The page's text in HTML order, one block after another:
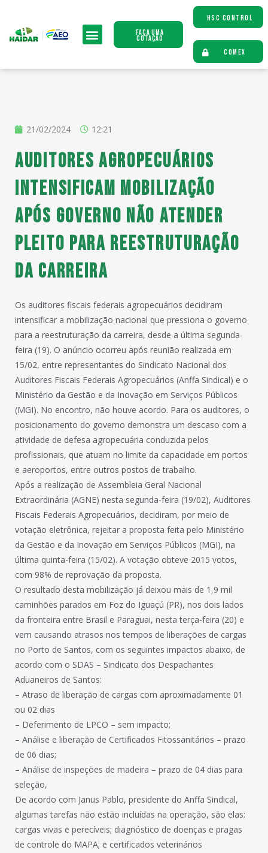
Faça uma
Cotação
HSC CONTROL
COMEX
21/02/2024 12:21
Auditores agropecuários
intensificam mobilização
após governo não atender
pleito para reestruturação
da carreira
Os auditores fiscais federais agropecuários decidiram
intensificar a mobilização nacional que pressiona o governo
para a reestruturação da carreira, desde a última segunda-
feira (19). O anúncio ocorreu após reunião realizada em
15/02, entre representantes do Sindicato Nacional dos
Auditores Fiscais Federais Agropecuários (Anffa Sindical) e o
Ministério da Gestão e da Inovação em Serviços Públicos
(MGI). No encontro, não houve acordo. Para os auditores, o
posicionamento do governo demonstra um descaso com a
atividade de defesa agropecuária conduzida pelos
profissionais, que atuam no limite da capacidade em portos
e aeroportos, entre outros postos de trabalho.
Após a realização de Assembleia Geral Nacional
Extraordinária (AGNE) nesta segunda-feira (19/02), Auditores
Fiscais Federais Agropecuários, decidiram, por meio de
votação eletrônica, rejeitar a proposta feita pelo Ministério
da Gestão e da Inovação em Serviços Públicos (MGI), na
última quinta-feira (15/02). A votação obteve 2015 votos,
com 98% de reprovação da proposta.
O resultado desta mobilização já deixou mais de 1,9 mil
caminhões parados em Foz do Iguaçú (PR), nos dois lados
da fronteira entre Brasil e Paraguai, nesta terça-feira (20) e
vem causando atrasos nos tempos de liberações de cargas
no Porto de Santos, com os seguintes impactos abaixo, de
acordo com o SDAS – Sindicato dos Despachantes
Aduaneiros de Santos:
– Atraso de liberação de cargas com aproximadamente 01
ou 02 dias
– Deferimento de LPCO – sem impacto;
– Análise e liberação de Certificados Fitossanitários – prazo
de 06 dias;
– Análise de inspeções de madeira – prazo de 04 dias para
seleção,
De acordo com Janus Pablo, presidente do Anffa Sindical,
algumas tarefas não estão incluídas na operação, são elas:
cargas vivas e perecíveis; diagnóstico de doenças e pragas
de controle do MAPA; e certificados veterinários